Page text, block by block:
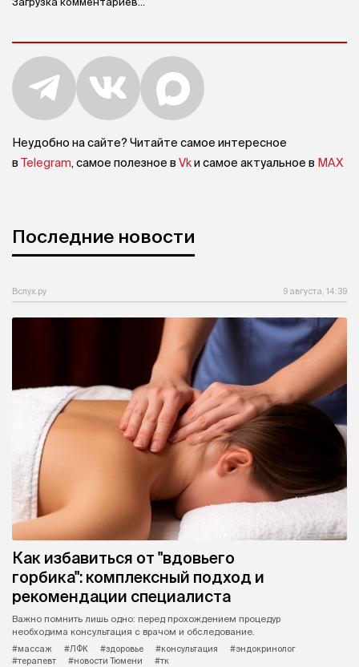
Неудобно на сайте? Читайте самое интересное
в Telegram, самое полезное в Vkи самое актуальное в MAX
Последние новости
Вслух.ру 9 августа, 14:39
Как избавиться от "вдовьего
горбика": комплексный подход и
рекомендации специалиста
Важно помнить лишь одно: перед прохождением процедур
необходима консультация с врачом и обследование.
#массаж
#ЛФК #здоровье #консультация
#эндокринолог
#терапевт
#новости Тюмени #тк